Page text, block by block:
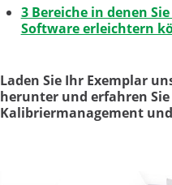
3 Bereiche in denen
Software erleichtern
Laden Sie Ihr Exemplar
herunter und erfahren
Kalibriermanagement